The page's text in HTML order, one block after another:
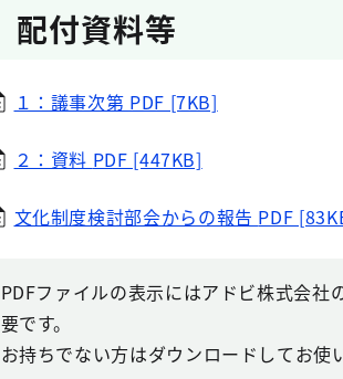
配付資料等
１：議事次第 PDF [7KB]
２：資料 PDF [447KB]
文化制度検討部会からの報告 PDF
PDFファイルの表示にはアドビ株式会
要です。
お持ちでない方はダウンロードしてお使